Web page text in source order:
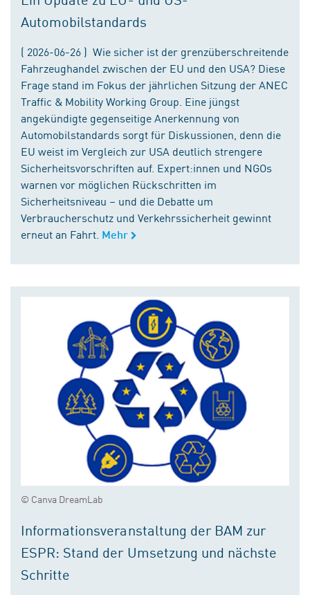
Automobilstandards
( 2026-06-26 ) Wie sicher ist der grenzüberschreitende
Fahrzeughandel zwischen der EU und den USA? Diese
Frage stand im Fokus der jährlichen Sitzung der ANEC
Traffic & Mobility Working Group. Eine jüngst
angekündigte gegenseitige Anerkennung von
Automobilstandards sorgt für Diskussionen, denn die
EU weist im Vergleich zur USA deutlich strengere
Sicherheitsvorschriften auf. Expert:innen und NGOs
warnen vor möglichen Rückschritten im
Sicherheitsniveau – und die Debatte um
Verbraucherschutz und Verkehrssicherheit gewinnt
erneut an Fahrt. Mehr
© Canva DreamLab
Informationsveranstaltung der BAM zur
ESPR: Stand der Umsetzung und nächste
Schritte